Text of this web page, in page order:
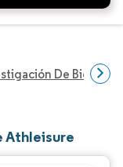
De Bienes
Athleisure